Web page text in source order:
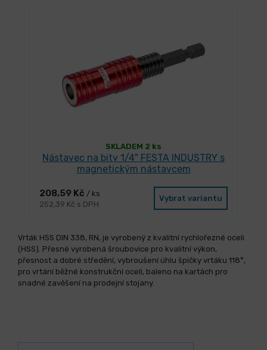
SKLADEM 2 ks
Nástavec na bity 1/4" FESTA INDUSTRY s
magnetickým nástavcem
208,59 Kč / ks
252,39 Kč s DPH
Vybrat variantu
Vrták HSS DIN 338, RN, je vyrobený z kvalitní rychlořezné oceli
(HSS). Přesné vyrobená šroubovice pro kvalitní výkon,
přesnost a dobré středění, vybroušení úhlu špičky vrtáku 118°,
pro vrtání běžné konstrukční oceli, baleno na kartách pro
snadné zavěšení na prodejní stojany.